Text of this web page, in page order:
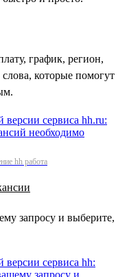
график, регион,
которые помогут
hh работа
запросу и выберите,